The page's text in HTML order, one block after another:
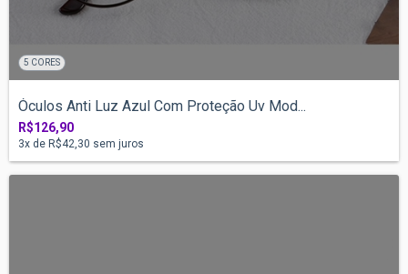
5 CORES
Óculos Anti Luz Azul Com Proteção Uv Mod...
R$126,90
3x de R$42,30 sem juros